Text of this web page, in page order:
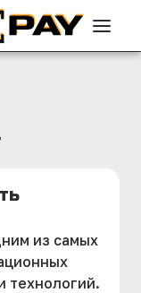
из самых
технологий.